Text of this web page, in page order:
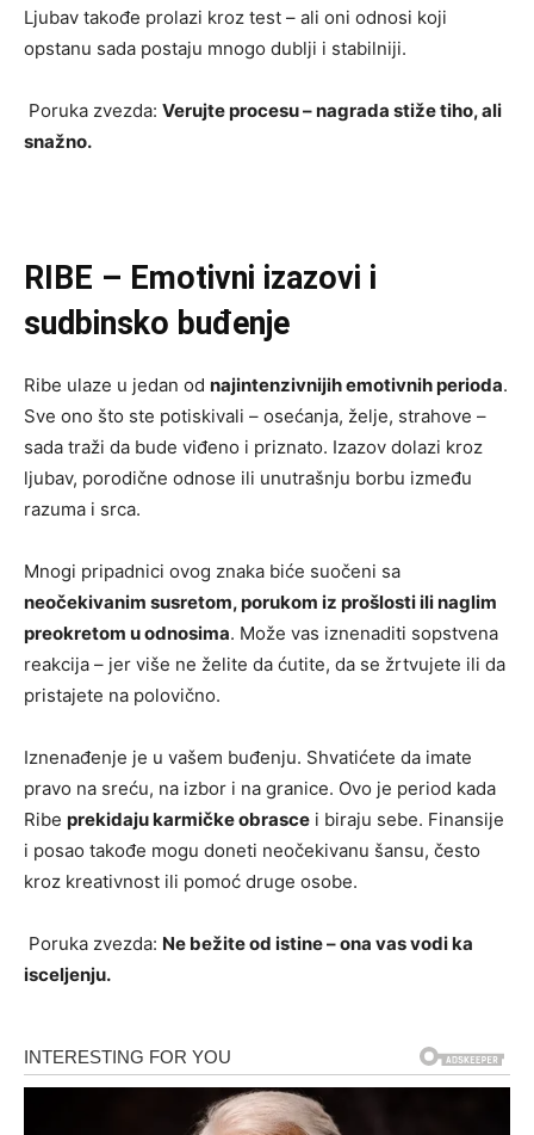
Ljubav takođe prolazi kroz test – ali oni odnosi koji
opstanu sada postaju mnogo dublji i stabilniji.
Poruka zvezda: Verujte procesu – nagrada stiže tiho, ali
snažno.
RIBE – Emotivni izazovi i
sudbinsko buđenje
Ribe ulaze u jedan od najintenzivnijih emotivnih perioda.
Sve ono što ste potiskivali – osećanja, želje, strahove –
sada traži da bude viđeno i priznato. Izazov dolazi kroz
ljubav, porodične odnose ili unutrašnju borbu između
razuma i srca.
Mnogi pripadnici ovog znaka biće suočeni sa
neočekivanim susretom, porukom iz prošlosti ili naglim
preokretom u odnosima. Može vas iznenaditi sopstvena
reakcija – jer više ne želite da ćutite, da se žrtvujete ili da
pristajete na polovično.
Iznenađenje je u vašem buđenju. Shvatićete da imate
pravo na sreću, na izbor i na granice. Ovo je period kada
Ribe prekidaju karmičke obrasce i biraju sebe. Finansije
i posao takođe mogu doneti neočekivanu šansu, često
kroz kreativnost ili pomoć druge osobe.
Poruka zvezda: Ne bežite od istine – ona vas vodi ka
isceljenju.